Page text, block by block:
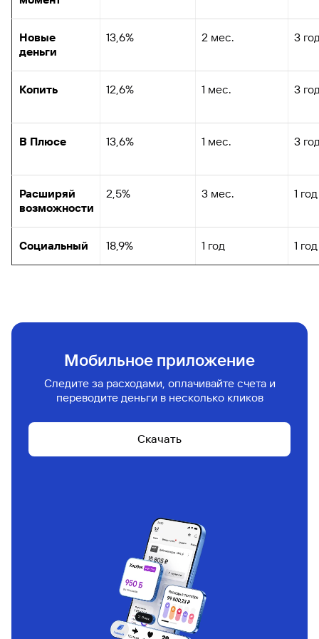
Новые
деньги
13,6% 2 мес. 3
Копить 12,6% 1 мес. 3
В Плюсе 13,6% 1 мес. 3
Расширяй
возможности
2,5% 3 мес. 1 год
Социальный 18,9% 1 год 1 год
Мобильное приложение
Следите за расходами, оплачивайте счета и
переводите деньги в несколько кликов
Скачать
Инвестиции без комиссии
Откройте первый брокерский счет и покупайте
ценные бумаги без комиссии. Промокод
Подробнее